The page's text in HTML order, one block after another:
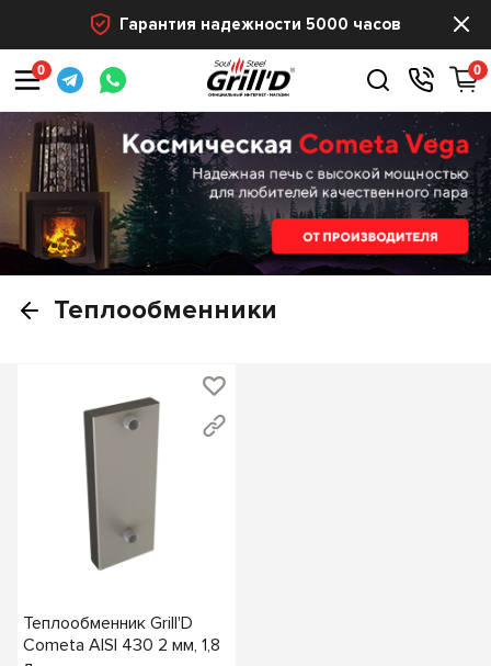
Гарантия надежности 5000 часов
0 0
Теплообменники
Теплообменник Grill'D
Cometa AISI 430 2 мм, 1,8